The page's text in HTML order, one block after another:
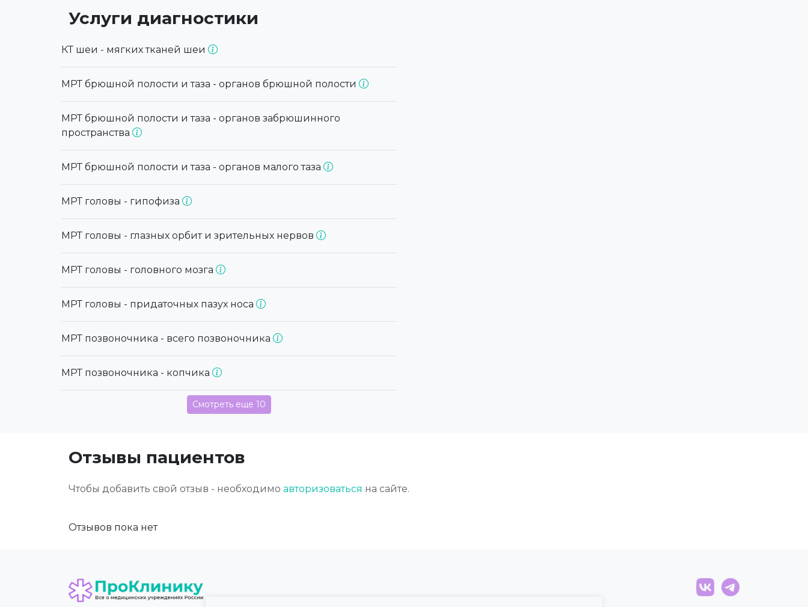
Услуги диагностики
КТ шеи - мягких тканей шеи
МРТ брюшной полости и таза - органов брюшной полости
МРТ брюшной полости и таза - органов забрюшинного
пространства
МРТ брюшной полости и таза - органов малого таза
МРТ головы - гипофиза
МРТ головы - глазных орбит и зрительных нервов
МРТ головы - головного мозга
МРТ головы - придаточных пазух носа
МРТ позвоночника - всего позвоночника
МРТ позвоночника - копчика
Смотреть еще 10
Отзывы пациентов
Чтобы добавить свой отзыв - необходимо авторизоваться на сайте.
Отзывов пока нет